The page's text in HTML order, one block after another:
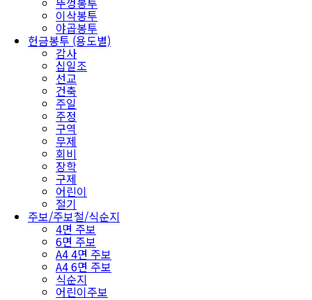
이삭봉투
야곱봉투
헌금봉투 (용도별)
감사
십일조
선교
건축
주일
주정
구역
무제
회비
장학
구제
어린이
절기
주보/주보철/식순지
4면 주보
6면 주보
A4 4면 주보
A4 6면 주보
식순지
어린이주보